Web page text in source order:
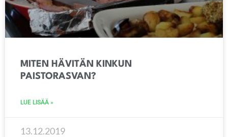
MITEN HÄVITÄN KINKUN
PAISTORASVAN?
LUE LISÄÄ »
13.12.2019